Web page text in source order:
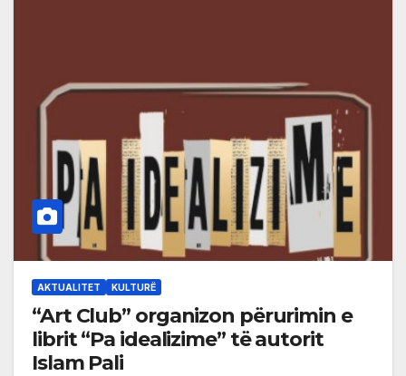
AKTUALITET KULTURË
“Art Club” organizon përurimin e
librit “Pa idealizime” të autorit
Islam Pali